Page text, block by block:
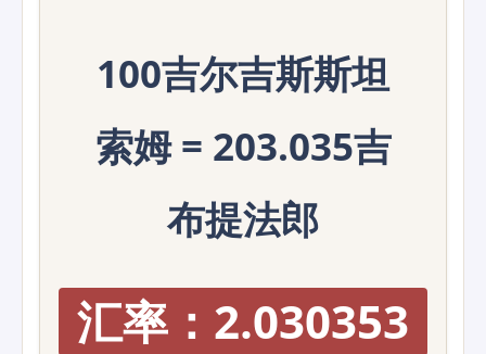
100吉尔吉斯斯坦
索姆 = 203.035吉
布提法郎
汇率：2.030353